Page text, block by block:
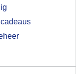
hebt gegeven,
browser waarin